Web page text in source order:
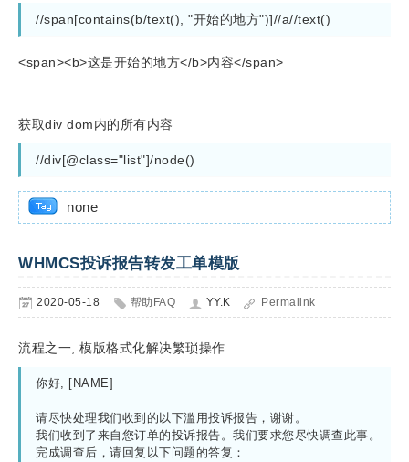
//span[contains(b/text(), "开始的地方")]//a//text()
<span><b>这是开始的地方</b>内容</span>
获取div dom内的所有内容
//div[@class="list"]/node()
none
WHMCS投诉报告转发工单模版
2020-05-18 帮助FAQ YY.K Permalink
流程之一, 模版格式化解决繁琐操作.
你好, [NAME]
请尽快处理我们收到的以下滥用投诉报告，谢谢。
我们收到了来自您订单的投诉报告。我们要求您尽快调查此事。
完成调查后，请回复以下问题的答复：